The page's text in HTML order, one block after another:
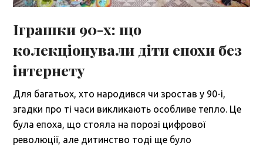
Іграшки 90-х: що
колекціонували діти епохи без
інтернету
Для багатьох, хто народився чи зростав у 90-і,
згадки про ті часи викликають особливе тепло. Це
була епоха, що стояла на порозі цифрової
революції, але дитинство тоді ще було